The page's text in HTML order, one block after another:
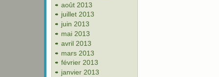
août 2013
juillet 2013
juin 2013
mai 2013
avril 2013
mars 2013
février 2013
janvier 2013